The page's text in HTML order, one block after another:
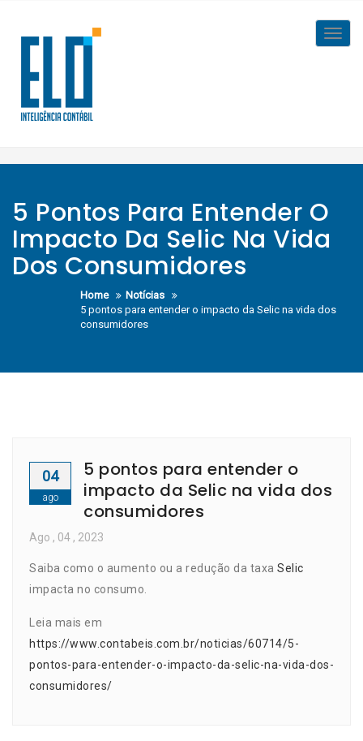
content
5 Pontos Para Entender O
Impacto Da Selic Na Vida
Dos Consumidores
Home
Notícias
5 pontos para entender o impacto da Selic na vida dos
consumidores
04
ago
5 pontos para entender o
impacto da Selic na vida dos
consumidores
Ago , 04 , 2023
Saiba como o aumento ou a redução da taxa Selic
impacta no consumo.
Leia mais em
https://www.contabeis.com.br/noticias/60714/5-
pontos-para-entender-o-impacto-da-selic-na-vida-dos-
consumidores/